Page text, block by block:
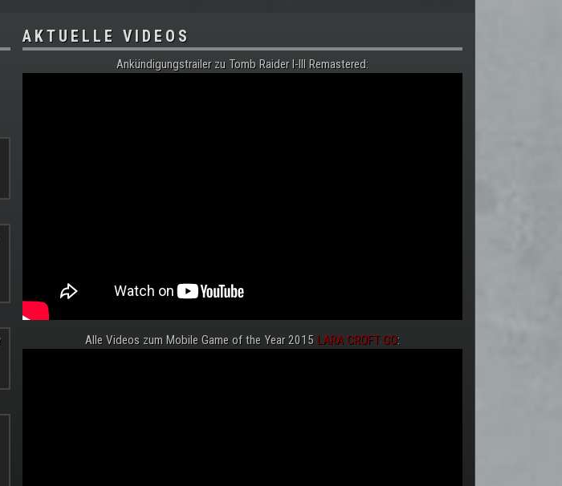
AKTUELLE VIDEOS
Ankündigungstrailer zu Tomb Raider I-III Remastered:
Alle Videos zum Mobile Game of the Year 2015 LARA CROFT GO: